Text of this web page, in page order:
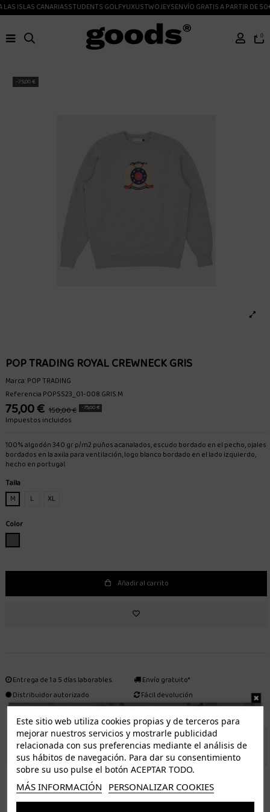
ISLAS CANARIASSTUDENTS GOLFYUXUSTWOJEYSENVÍO GRATIS A PARTIR DE 50€
0
-75,00 €
POP TRADING ROYAL CREWNECK GRIS
Marca:POP TRADING
ReferenciaPOPSS23_01-008.GRIS.M
75,00 € 150,00 € -75,00 €
Impuestos incluidos
100% algodón 340 gr p/m2 puños acanalados, escudo bordado en el pecho, ojales
bordados en la axila para ventilación, logo blanco bordado en el lado izquierdo,
hecho en portugal.
Talla
M
L
XL
Color
Añadir al carrito
Entrega de 1 a 5 días laborables.
Distribuidor autorizado
Envío gratuito*
Fácil devolución
ENVÍO GRATUITO *
ISLAS CANARIAS
Tenerife 3.50€. Gratis a partir de 50€
Resto de islas 5€. Gratis a partir de 50€
Este sitio web utiliza cookies propias y de terceros para
mejorar nuestros servicios y mostrarle publicidad
relacionada con sus preferencias mediante el análisis de
sus hábitos de navegación. Para dar su consentimiento
sobre su uso pulse el botón ACEPTAR TODO.
MÁS INFORMACIÓN PERSONALIZAR COOKIES